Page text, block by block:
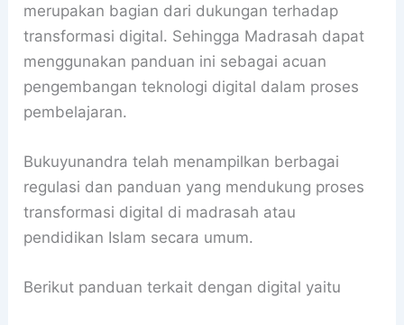
merupakan bagian dari dukungan terhadap
transformasi digital. Sehingga Madrasah dapat
menggunakan panduan ini sebagai acuan
pengembangan teknologi digital dalam proses
pembelajaran.
Bukuyunandra telah menampilkan berbagai
regulasi dan panduan yang mendukung proses
transformasi digital di madrasah atau
pendidikan Islam secara umum.
Berikut panduan terkait dengan digital yaitu